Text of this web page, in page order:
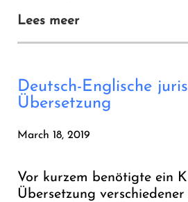
Lees meer
Deutsch-Englische
Übersetzung
March 18, 2019
Vor kurzem benötigte ein
Übersetzung